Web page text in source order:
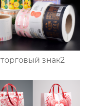
торговый знак2